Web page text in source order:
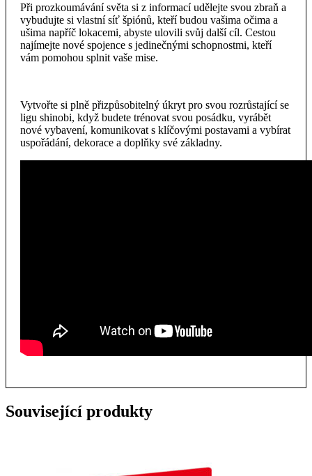
Při prozkoumávání světa si z informací udělejte svou zbraň a
vybudujte si vlastní síť špiónů, kteří budou vašima očima a
ušima napříč lokacemi, abyste ulovili svůj další cíl. Cestou
najímejte nové spojence s jedinečnými schopnostmi, kteří
vám pomohou splnit vaše mise.
Vytvořte si plně přizpůsobitelný úkryt pro svou rozrůstající se
ligu shinobi, když budete trénovat svou posádku, vyrábět
nové vybavení, komunikovat s klíčovými postavami a vybírat
uspořádání, dekorace a doplňky své základny.
Související produkty